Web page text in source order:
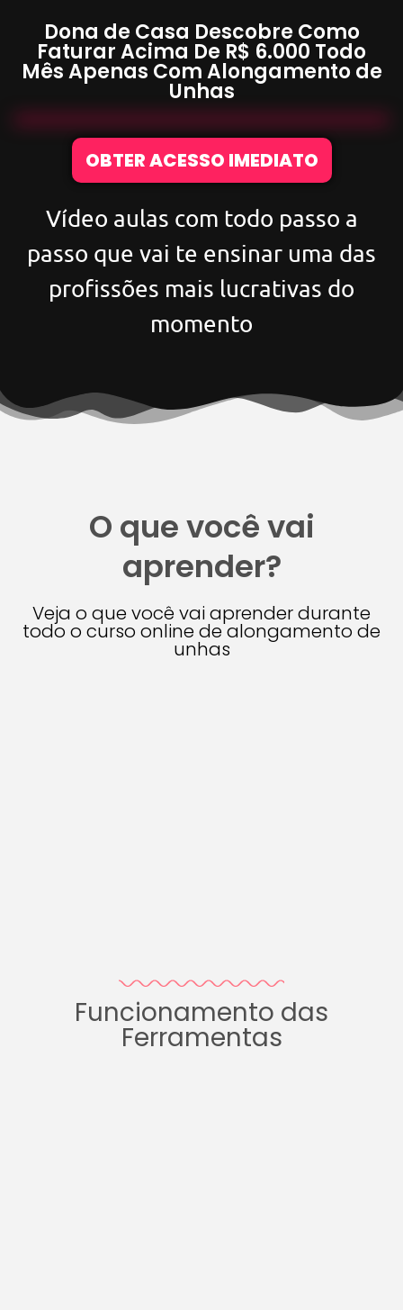
Dona de Casa Descobre Como
Faturar Acima De R$ 6.000 Todo
Mês Apenas ComAlongamento de
Unhas
OBTER ACESSO IMEDIATO
Vídeo aulas com todo passo a
passo que vai te ensinar uma das
profissões mais lucrativas do
momento
O que você vai
aprender?
Veja o que você vai aprender durante
todo o curso online de alongamento de
unhas
Funcionamento das
Ferramentas